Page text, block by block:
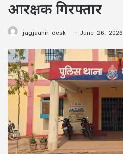
आरक्षक गिरफ्तार
jagjaahir desk June 26, 2026